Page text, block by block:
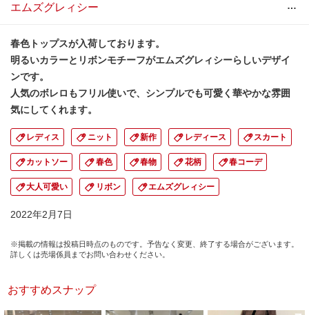
エムズグレィシー …
春色トップスが入荷しております。
明るいカラーとリボンモチーフがエムズグレィシーらしいデザイ
ンです。
人気のボレロもフリル使いで、シンプルでも可愛く華やかな雰囲
気にしてくれます。
レディス ニット 新作 レディース スカート
カットソー 春色 春物 花柄 春コーデ
大人可愛い リボン エムズグレィシー
2022年2月7日
※掲載の情報は投稿日時点のものです。予告なく変更、終了する場合がございます。
詳しくは売場係員までお問い合わせください。
おすすめスナップ